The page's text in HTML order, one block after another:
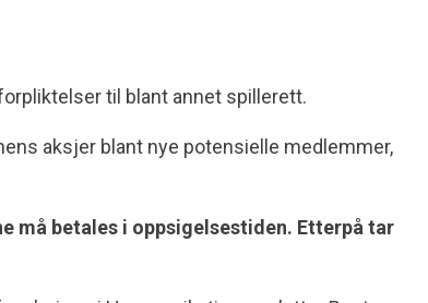
til blant annet spillerett.
aksjer blant nye potensielle medlemmer,
må betales i oppsigelsestiden. Etterpå tar